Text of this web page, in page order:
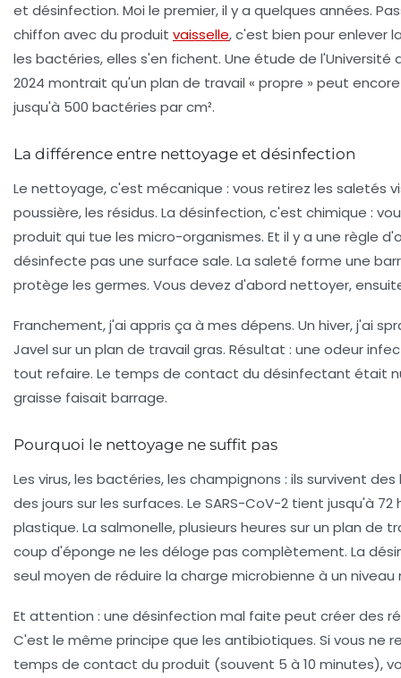
et désinfection. Moi le premier, il y a quelques années.
chiffon avec du produit vaisselle, c'est bien pour enlever
les bactéries, elles s'en fichent. Une étude de l'Université
2024 montrait qu'un plan de travail « propre » peut
jusqu'à 500 bactéries par cm².
La différence entre nettoyage et désinfection
Le nettoyage, c'est mécanique : vous retirez les saletés
poussière, les résidus. La désinfection, c'est chimique :
produit qui tue les micro-organismes. Et il y a une règle
désinfecte pas une surface sale. La saleté forme une
protège les germes. Vous devez d'abord nettoyer,
Franchement, j'ai appris ça à mes dépens. Un hiver, j'ai
Javel sur un plan de travail gras. Résultat : une odeur
tout refaire. Le temps de contact du désinfectant était
graisse faisait barrage.
Pourquoi le nettoyage ne suffit pas
Les virus, les bactéries, les champignons : ils survivent des
des jours sur les surfaces. Le SARS-CoV-2 tient jusqu'à 72
plastique. La salmonelle, plusieurs heures sur un plan de
coup d'éponge ne les déloge pas complètement. La
seul moyen de réduire la charge microbienne à un niveau
Et attention : une désinfection mal faite peut créer des
C'est le même principe que les antibiotiques. Si vous ne
temps de contact du produit (souvent 5 à 10 minutes),